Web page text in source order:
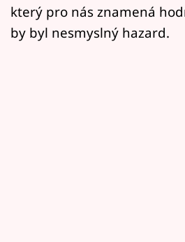
Sledujte nás
který pro nás znamená
by byl nesmyslný hazard.